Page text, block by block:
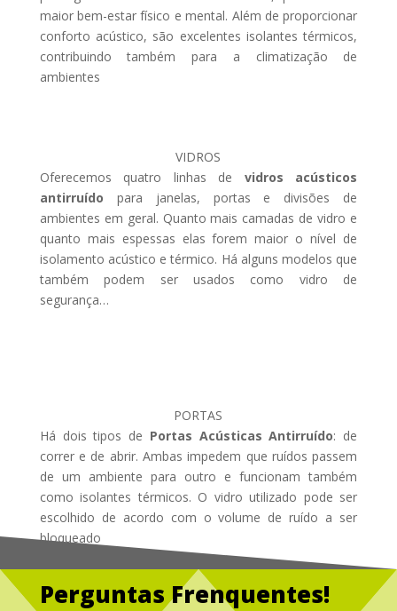
maior bem-estar físico e mental. Além de proporcionar
conforto acústico, são excelentes isolantes térmicos,
contribuindo também para a climatização de
ambientes
VIDROS
Oferecemos quatro linhas de
vidros acústicos
antirruído
para janelas, portas e divisões de
ambientes em geral. Quanto mais camadas de vidro e
quanto mais espessas elas forem maior o nível de
isolamento acústico e térmico. Há alguns modelos que
também podem ser usados como vidro de
segurança…
PORTAS
Há dois tipos de Portas Acústicas Antirruído: de
correr e de abrir. Ambas impedem que ruídos passem
de um ambiente para outro e funcionam também
como isolantes térmicos. O vidro utilizado pode ser
escolhido de acordo com o volume de ruído a ser
bloqueado
Perguntas Frenquentes!